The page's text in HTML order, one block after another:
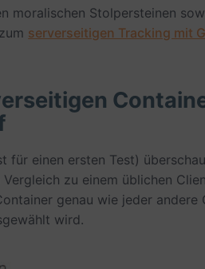
moralischen Stolpersteinen
serverseitigen Tracking mit
für einen ersten Test)
zu einem üblichen
genau wie jeder
wird.